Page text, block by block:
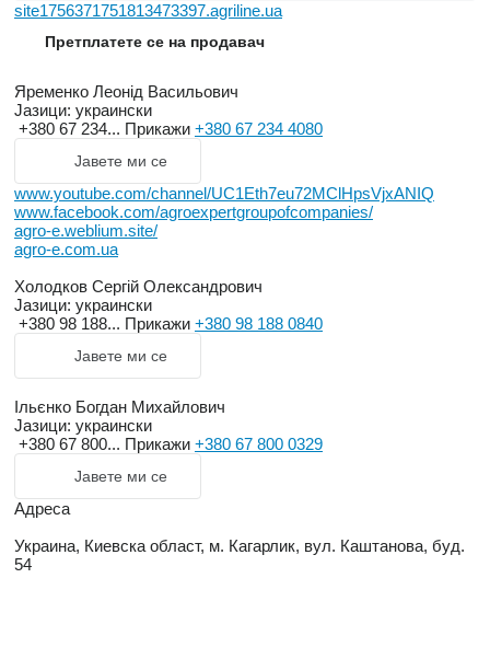
site1756371751813473397.agriline.ua
Претплатете се на продавач
Яременко Леонід Васильович
Јазици: украински
+380 67 234... Прикажи +380 67 234 4080
Јавете ми се
www.youtube.com/channel/UC1Eth7eu72MClHpsVjxANIQ
www.facebook.com/agroexpertgroupofcompanies/
agro-e.weblium.site/
agro-e.com.ua
Холодков Сергій Олександрович
Јазици: украински
+380 98 188... Прикажи +380 98 188 0840
Јавете ми се
Ільєнко Богдан Михайлович
Јазици: украински
+380 67 800... Прикажи +380 67 800 0329
Јавете ми се
Адреса
Украина, Киевска област, м. Кагарлик, вул. Каштанова, буд.
54